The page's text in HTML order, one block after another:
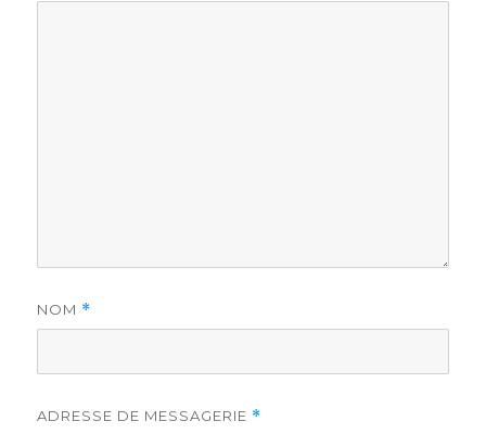
NOM *
ADRESSE DE MESSAGERIE *